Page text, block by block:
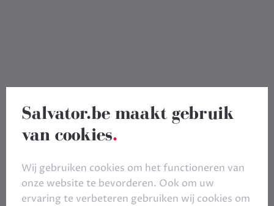
Salvator.be maakt gebruik
van cookies.
Wij gebruiken cookies om het functioneren van
onze website te bevorderen. Ook om uw
ervaring te verbeteren gebruiken wij cookies om